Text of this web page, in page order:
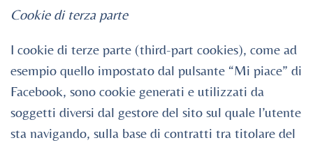
Cookie di terza parte
I cookie di terze parte (third-part cookies), come ad
esempio quello impostato dal pulsante “Mi piace” di
Facebook, sono cookie generati e utilizzati da
soggetti diversi dal gestore del sito sul quale l’utente
sta navigando, sulla base di contratti tra titolare del